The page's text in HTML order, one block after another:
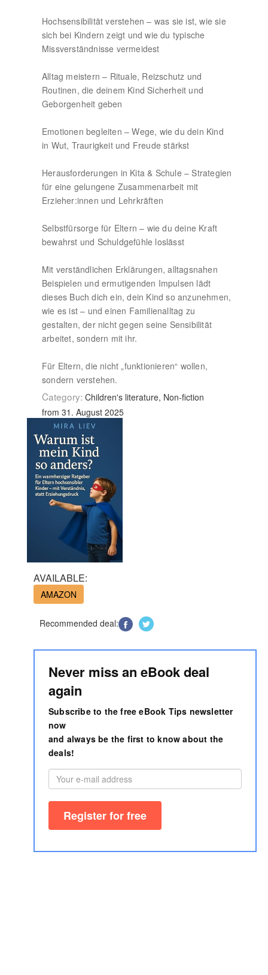
Hochsensibilität verstehen – was sie ist, wie sie
sich bei Kindern zeigt und wie du typische
Missverständnisse vermeidest
Alltag meistern – Rituale, Reizschutz und
Routinen, die deinem Kind Sicherheit und
Geborgenheit geben
Emotionen begleiten – Wege, wie du dein Kind
in Wut, Traurigkeit und Freude stärkst
Herausforderungen in Kita & Schule – Strategien
für eine gelungene Zusammenarbeit mit
Erzieher:innen und Lehrkräften
Selbstfürsorge für Eltern – wie du deine Kraft
bewahrst und Schuldgefühle loslässt
Mit verständlichen Erklärungen, alltagsnahen
Beispielen und ermutigenden Impulsen lädt
dieses Buch dich ein, dein Kind so anzunehmen,
wie es ist – und einen Familienalltag zu
gestalten, der nicht gegen seine Sensibilität
arbeitet, sondern mit ihr.
Für Eltern, die nicht „funktionieren“ wollen,
sondern verstehen.
Category: Children's literature, Non-fiction
from 31. August 2025
AVAILABLE:
AMAZON
Recommended deal:
Never miss an eBook deal
again
Subscribe to the free eBook Tips newsletter
now
and always be the first to know about the
deals!